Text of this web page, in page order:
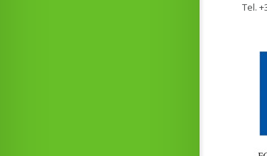
Tel.